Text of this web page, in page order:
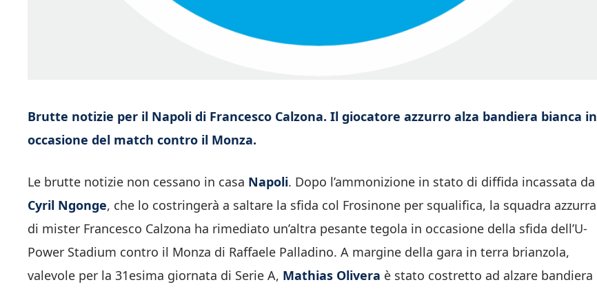
Brutte notizie per il Napoli di Francesco Calzona. Il giocatore azzurro alza bandiera bianca in
occasione del match contro il Monza.
Le brutte notizie non cessano in casa Napoli. Dopo l’ammonizione in stato di diffida incassata da
Cyril Ngonge, che lo costringerà a saltare la sfida col Frosinone per squalifica, la squadra azzurra
di mister Francesco Calzona ha rimediato un’altra pesante tegola in occasione della sfida dell’U-
Power Stadium contro il Monza di Raffaele Palladino. A margine della gara in terra brianzola,
valevole per la 31esima giornata di Serie A, Mathias Olivera è stato costretto ad alzare bandiera